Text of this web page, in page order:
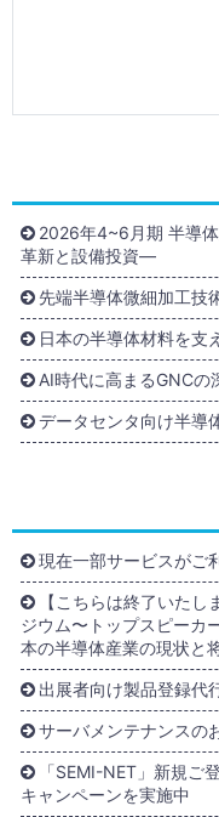
2026年4~6月期 半導
革新と設備投資―
先端半導体微細加工技
日本の半導体材料を支
AI時代に高まるGNCの
データセンタ向け半導
現在一部サービスがご
【こちらは終了いた
ジウム〜トップスピーカ
本の半導体産業の現状と
出展者向け製品登録代
サーバメンテナンスの
「SEMI-NET」新規ご
キャンペーンを実施中